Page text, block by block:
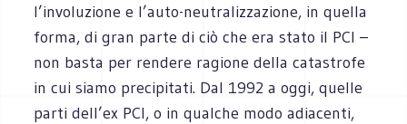
l’involuzione e l’auto-neutralizzazione, in quella
forma, di gran parte di ciò che era stato il PCI –
non basta per rendere ragione della catastrofe
in cui siamo precipitati. Dal 1992 a oggi, quelle
parti dell’ex PCI, o in qualche modo adiacenti,